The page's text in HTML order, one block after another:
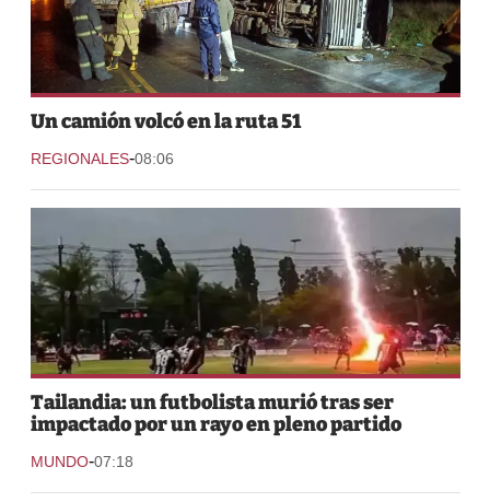
Un camión volcó en la ruta 51
REGIONALES-08:06
Tailandia: un futbolista murió tras ser
impactado por un rayo en pleno partido
MUNDO-07:18